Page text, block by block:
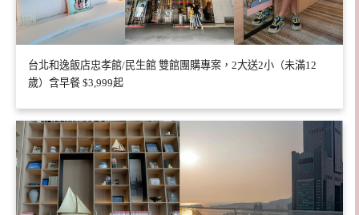
台北和逸飯店忠孝館/民生館 雙館團購專案，2大送2小（未滿12
歲）含早餐 $3,999起